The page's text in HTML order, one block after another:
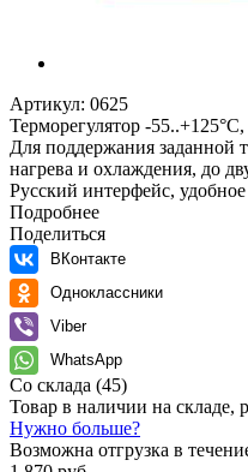
Артикул: 0625
Терморегулятор -
Для поддержания заданной
нагрева и охлаждения, до
Русский интерфейс,
Подробнее
Поделиться
ВКонтакте
Одноклассники
Viber
WhatsApp
Со склада (45)
Товар в наличии на складе,
Нужно больше?
Возможна отгрузка в